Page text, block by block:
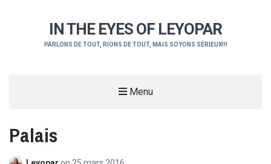
IN THE EYES OF LEYOPAR
PARLONS DE TOUT, RIONS DE TOUT, MAIS SOYONS SÉRIEUX!!!
Menu
Palais